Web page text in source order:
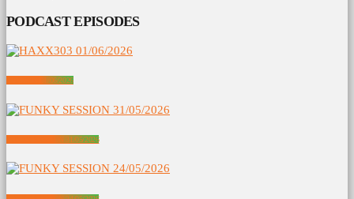
PODCAST EPISODES
HAXX303 01/06/2026
FUNKY SESSION 31/05/2026